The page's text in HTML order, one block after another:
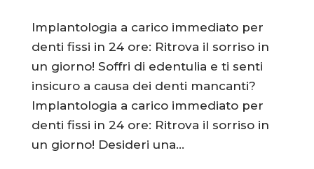
Implantologia a carico immediato per
denti fissi in 24 ore: Ritrova il sorriso in
un giorno! Soffri di edentulia e ti senti
insicuro a causa dei denti mancanti?
Implantologia a carico immediato per
denti fissi in 24 ore: Ritrova il sorriso in
un giorno! Desideri una...